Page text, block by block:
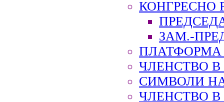
КОНГРЕСНО
ЗАМ.-
ПЛАТФОРМА
ЧЛЕНСТВО В
СИМВОЛИ
ЧЛЕНСТВО